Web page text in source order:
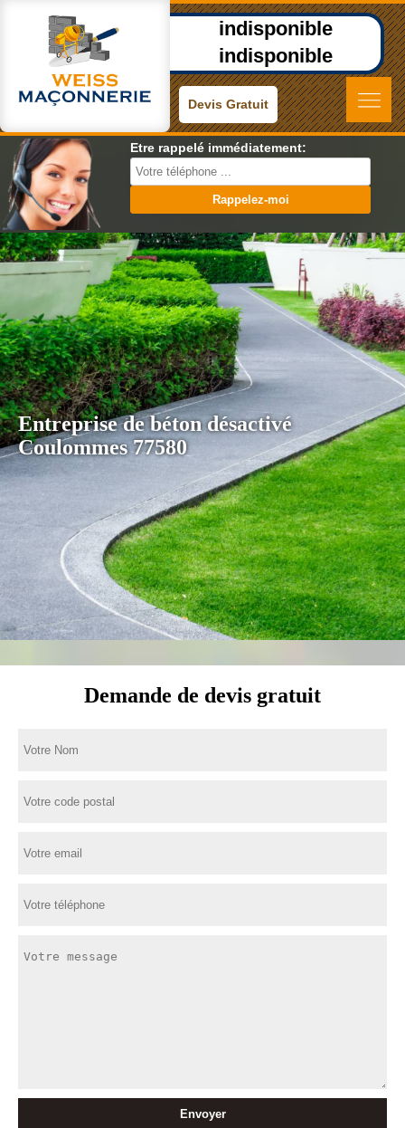
indisponible
indisponible
Devis Gratuit
Etre rappelé immédiatement:
Entreprise de béton désactivé
Coulommes 77580
Demande de devis gratuit